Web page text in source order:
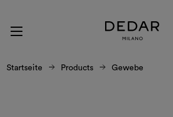
Startseite Products Gewebe